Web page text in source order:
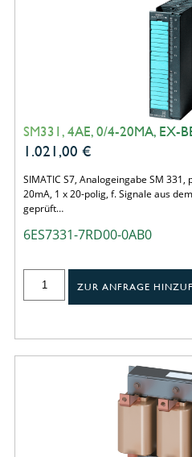
SM331, 4AE, 0/4-20MA, EX-
1.021,00 €
SIMATIC S7, Analogeingabe SM
20mA, 1 x 20-polig, f. Signale aus
geprüft…
6ES7331-7RD00-0AB0
ZUR ANFRAGE